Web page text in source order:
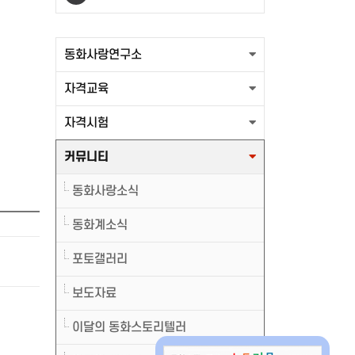
동화사랑연구소
자격교육
자격시험
커뮤니티
동화사랑소식
동화계소식
포토갤러리
보도자료
이달의 동화스토리텔러